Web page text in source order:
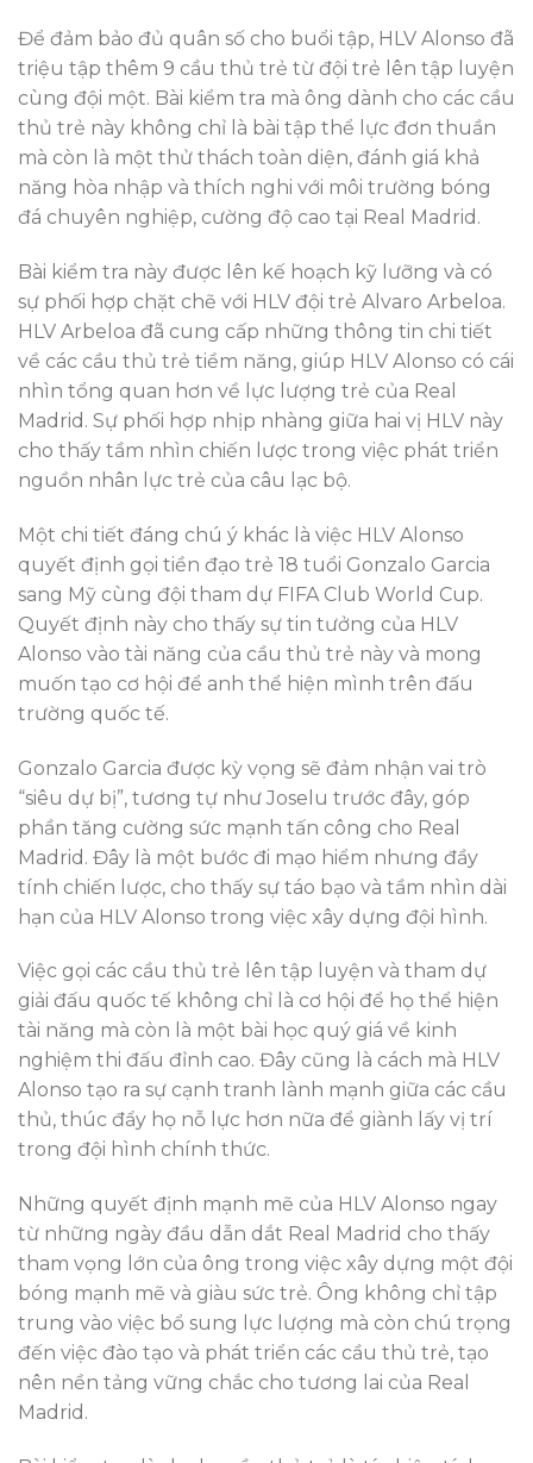
Để đảm bảo đủ quân số cho buổi tập, HLV Alonso đã
triệu tập thêm 9 cầu thủ trẻ từ đội trẻ lên tập luyện
cùng đội một. Bài kiểm tra mà ông dành cho các cầu
thủ trẻ này không chỉ là bài tập thể lực đơn thuần
mà còn là một thử thách toàn diện, đánh giá khả
năng hòa nhập và thích nghi với môi trường bóng
đá chuyên nghiệp, cường độ cao tại Real Madrid.
Bài kiểm tra này được lên kế hoạch kỹ lưỡng và có
sự phối hợp chặt chẽ với HLV đội trẻ Alvaro Arbeloa.
HLV Arbeloa đã cung cấp những thông tin chi tiết
về các cầu thủ trẻ tiềm năng, giúp HLV Alonso có cái
nhìn tổng quan hơn về lực lượng trẻ của Real
Madrid. Sự phối hợp nhịp nhàng giữa hai vị HLV này
cho thấy tầm nhìn chiến lược trong việc phát triển
nguồn nhân lực trẻ của câu lạc bộ.
Một chi tiết đáng chú ý khác là việc HLV Alonso
quyết định gọi tiền đạo trẻ 18 tuổi Gonzalo Garcia
sang Mỹ cùng đội tham dự FIFA Club World Cup.
Quyết định này cho thấy sự tin tưởng của HLV
Alonso vào tài năng của cầu thủ trẻ này và mong
muốn tạo cơ hội để anh thể hiện mình trên đấu
trường quốc tế.
Gonzalo Garcia được kỳ vọng sẽ đảm nhận vai trò
“siêu dự bị”, tương tự như Joselu trước đây, góp
phần tăng cường sức mạnh tấn công cho Real
Madrid. Đây là một bước đi mạo hiểm nhưng đầy
tính chiến lược, cho thấy sự táo bạo và tầm nhìn dài
hạn của HLV Alonso trong việc xây dựng đội hình.
Việc gọi các cầu thủ trẻ lên tập luyện và tham dự
giải đấu quốc tế không chỉ là cơ hội để họ thể hiện
tài năng mà còn là một bài học quý giá về kinh
nghiệm thi đấu đỉnh cao. Đây cũng là cách mà HLV
Alonso tạo ra sự cạnh tranh lành mạnh giữa các cầu
thủ, thúc đẩy họ nỗ lực hơn nữa để giành lấy vị trí
trong đội hình chính thức.
Những quyết định mạnh mẽ của HLV Alonso ngay
từ những ngày đầu dẫn dắt Real Madrid cho thấy
tham vọng lớn của ông trong việc xây dựng một đội
bóng mạnh mẽ và giàu sức trẻ. Ông không chỉ tập
trung vào việc bổ sung lực lượng mà còn chú trọng
đến việc đào tạo và phát triển các cầu thủ trẻ, tạo
nên nền tảng vững chắc cho tương lai của Real
Madrid.